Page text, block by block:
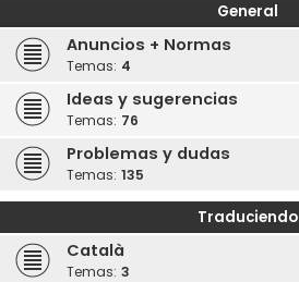
General
Anuncios + Normas
Temas: 4
Ideas y sugerencias
Temas: 76
Problemas y dudas
Temas: 135
Traduciendo
Català
Temas: 3